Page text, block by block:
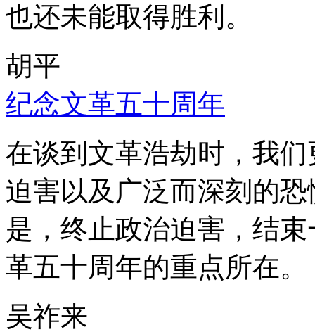
也还未能取得胜利。
胡平
纪念文革五十周年
在谈到文革浩劫时，我
迫害以及广泛而深刻的
是，终止政治迫害，结
革五十周年的重点所在。
吴祚来